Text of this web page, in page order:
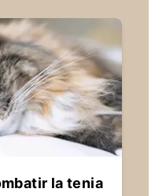
la tenia